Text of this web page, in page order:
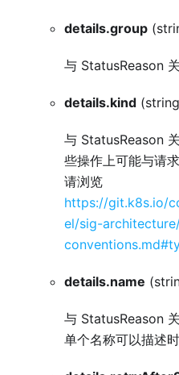
details.group
与 StatusReason
details.kind
与 StatusReason
些操作上可能与请
请浏览
https://git.k8s.io/
el/sig-
details.name
与 StatusReason
单个名称可以描述时